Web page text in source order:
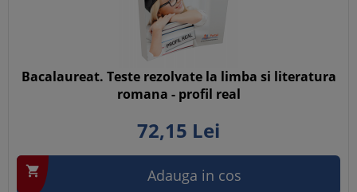
Bacalaureat. Teste rezolvate la limba si literatura
romana - profil real
72,15 Lei
 Adauga in cos